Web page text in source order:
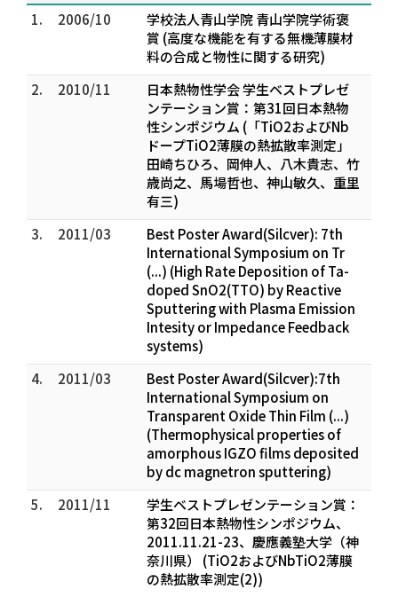
1.
2006/10
学校法人青山学院 青山学院学術褒
賞 (高度な機能を有する無機薄膜材
料の合成と物性に関する研究)
2.
2010/11
日本熱物性学会 学生ベストプレゼ
ンテーション賞：第31回日本熱物
性シンポジウム (「TiO2およびNb
ドープTiO2薄膜の熱拡散率測定」
田崎ちひろ、岡伸人、八木貴志、竹
歳尚之、馬場哲也、神山敏久、重里
有三)
3.
2011/03
Best Poster Award(Silcver): 7th
International Symposium on Tr
(...) (High Rate Deposition of Ta-
doped SnO2(TTO) by Reactive
Sputtering with Plasma Emission
Intesity or Impedance Feedback
systems)
4.
2011/03
Best Poster Award(Silcver):7th
International Symposium on
Transparent Oxide Thin Film (...)
(Thermophysical properties of
amorphous IGZO films deposited
by dc magnetron sputtering)
5.
2011/11
学生ベストプレゼンテーション賞：
第32回日本熱物性シンポジウム、
2011.11.21-23、慶應義塾大学（神
奈川県） (TiO2およびNbTiO2薄膜
の熱拡散率測定(2))